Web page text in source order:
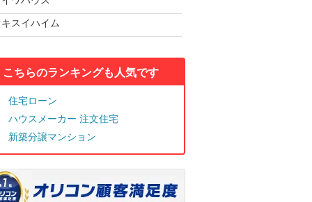
スイハイム
こちらのランキングも人気です
住宅ローン
ハウスメーカー 注文住宅
新築分譲マンション